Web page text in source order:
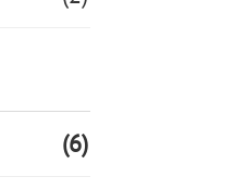
(6)